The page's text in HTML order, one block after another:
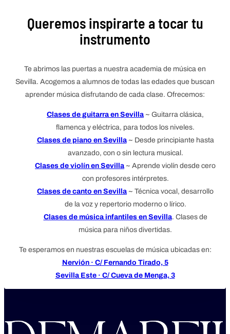
Queremos inspirarte a tocar tu
instrumento
Te abrimos las puertas a nuestra academia de música en
Sevilla. Acogemos a alumnos de todas las edades que buscan
aprender música disfrutando de cada clase. Ofrecemos:
Clases de guitarra en Sevilla ~ Guitarra clásica,
flamenca y eléctrica, para todos los niveles.
Clases de piano en Sevilla~ Desde principiante hasta
avanzado, con o sin lectura musical.
Clases de violín en Sevilla ~ Aprende violín desde cero
con profesores intérpretes.
Clases de canto en Sevilla ~ Técnica vocal, desarrollo
de la voz y repertorio moderno o lírico.
Clases de música infantiles en Sevilla. Clases de
música para niños divertidas.
Te esperamos en nuestras escuelas de música ubicadas en:
Nervión · C/ Fernando Tirado, 5
Sevilla Este · C/ Cueva de Menga, 3